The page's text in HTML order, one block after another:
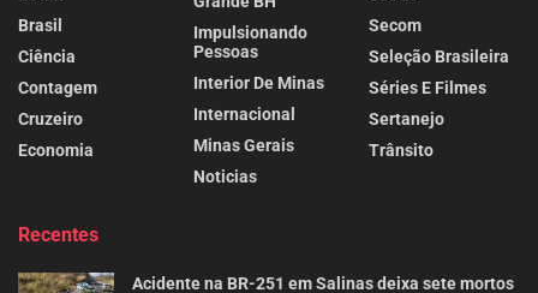
Brasil
Ciência
Contagem
Cruzeiro
Economia
Impulsionando
Pessoas
Interior De Minas
Internacional
Minas Gerais
Noticias
Secom
Seleção Brasileira
Séries E Filmes
Sertanejo
Trânsito
Recentes
Acidente na BR-251 em Salinas deixa sete mortos